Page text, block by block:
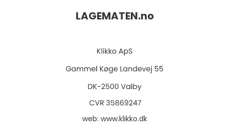
LAGEMATEN.no
web: www.klikko.dk